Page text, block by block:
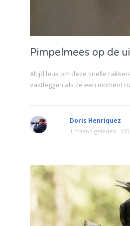
Pimpelmees op de
Altijd leuk om deze snelle
vastleggen als ze een moment
Doris Henriquez
1 maand geleden